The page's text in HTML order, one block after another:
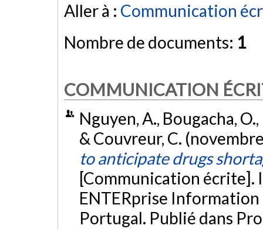
Aller à : Communication
Nombre de documents: 1
COMMUNICATION
Nguyen, A., Bougacha,
& Couvreur, C.
to anticipate drugs
[Communication
ENTERprise Information
Portugal. Publié dans